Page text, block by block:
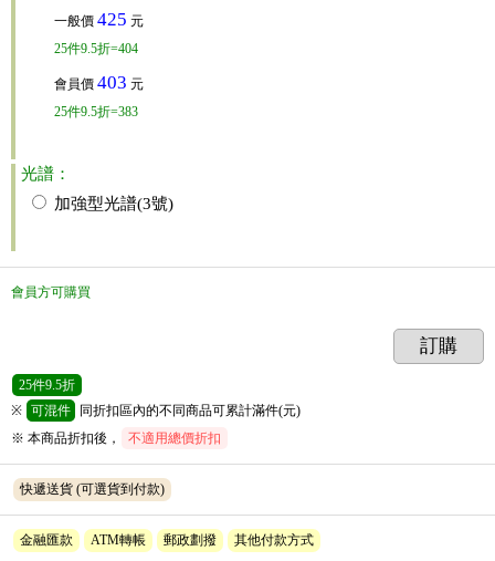
一般價 425 元
25件9.5折=404
會員價 403 元
25件9.5折=383
光譜：
加強型光譜(3號)
會員方可購買
訂購
25件9.5折
※ 可混件
同折扣區內的不同商品可累計滿件(元)
※ 本商品折扣後，
不適用總價折扣
快遞送貨 (可選貨到付款)
金融匯款 ATM轉帳 郵政劃撥 其他付款方式